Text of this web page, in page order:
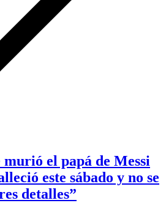
el papá de Messi
este sábado y no se
detalles”